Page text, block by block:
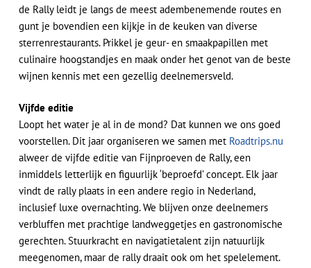
de Rally leidt je langs de meest adembenemende routes en
gunt je bovendien een kijkje in de keuken van diverse
sterrenrestaurants. Prikkel je geur- en smaakpapillen met
culinaire hoogstandjes en maak onder het genot van de beste
wijnen kennis met een gezellig deelnemersveld.
Vijfde editie
Loopt het water je al in de mond? Dat kunnen we ons goed
voorstellen. Dit jaar organiseren we samen met Roadtrips.nu
alweer de vijfde editie van Fijnproeven de Rally, een
inmiddels letterlijk en figuurlijk ‘beproefd’ concept. Elk jaar
vindt de rally plaats in een andere regio in Nederland,
inclusief luxe overnachting. We blijven onze deelnemers
verbluffen met prachtige landweggetjes en gastronomische
gerechten. Stuurkracht en navigatietalent zijn natuurlijk
meegenomen, maar de rally draait ook om het spelelement.